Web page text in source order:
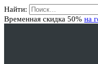
Найти:
Временная скидка 50% на